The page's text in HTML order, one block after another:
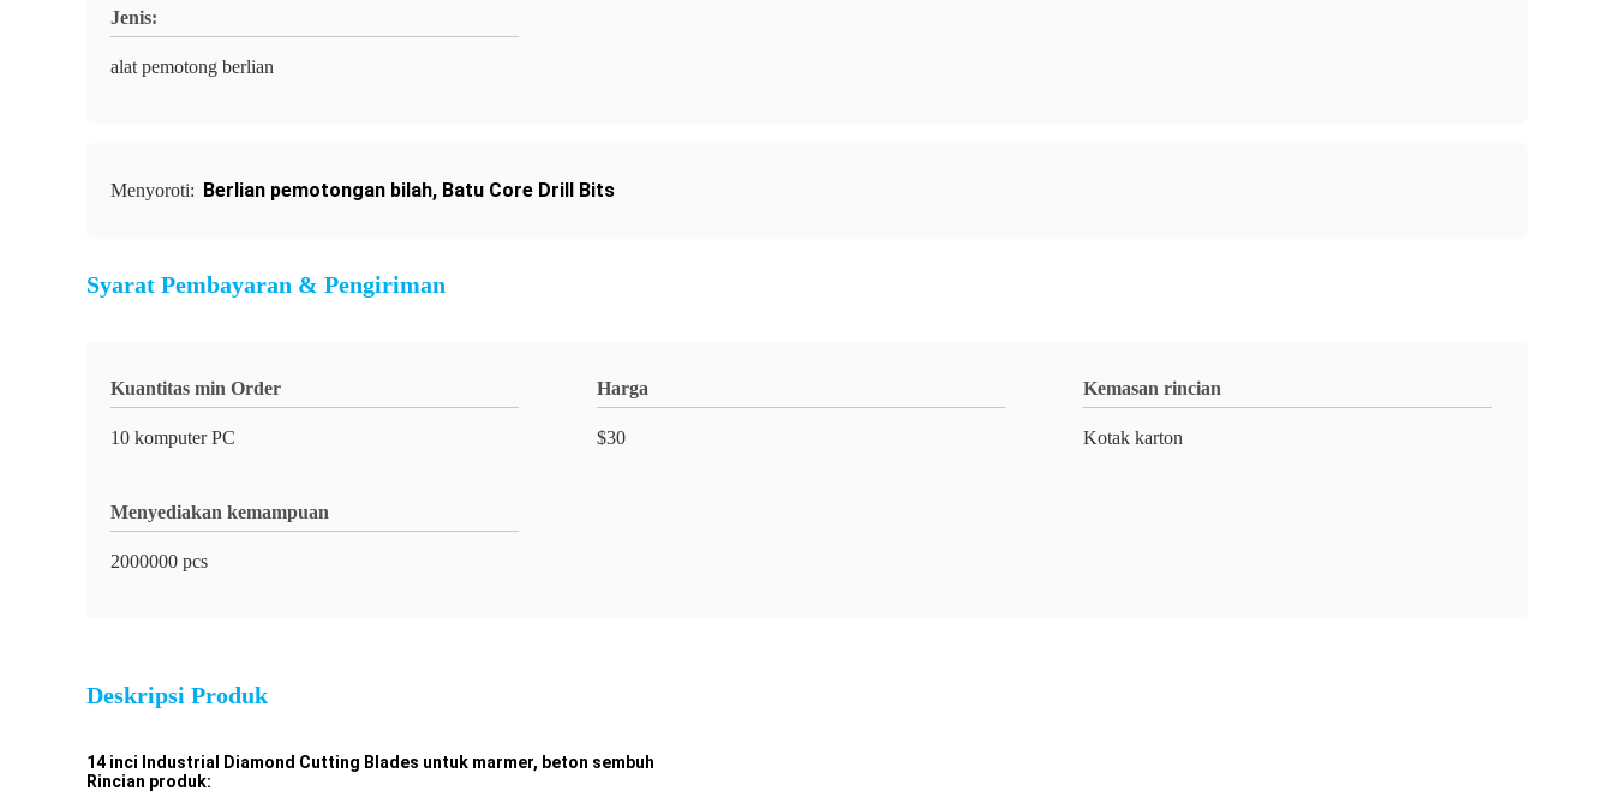
Jenis:
alat pemotong berlian
Menyoroti: Berlian pemotongan bilah, Batu Core Drill Bits
Syarat Pembayaran & Pengiriman
Kuantitas min Order
10 komputer PC
Harga
$30
Kemasan rincian
Kotak karton
Menyediakan kemampuan
2000000 pcs
Deskripsi Produk
14 inci Industrial Diamond Cutting Blades untuk marmer, beton sembuh
Rincian produk: